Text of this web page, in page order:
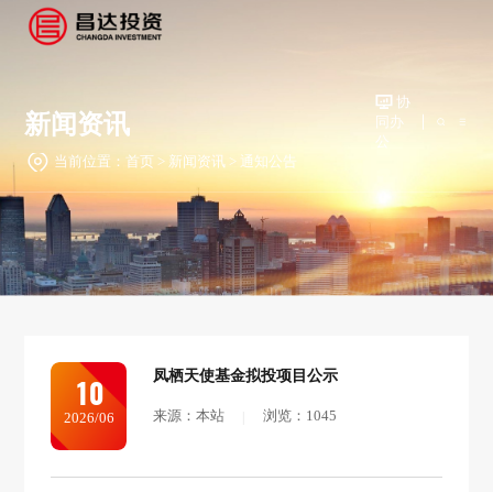
协
同办
公
新闻资讯
当前位置： 首页 > 新闻资讯> 通知公告
10
2026/06
凤栖天使基金拟投项目公示
来源：本站 浏览：1045